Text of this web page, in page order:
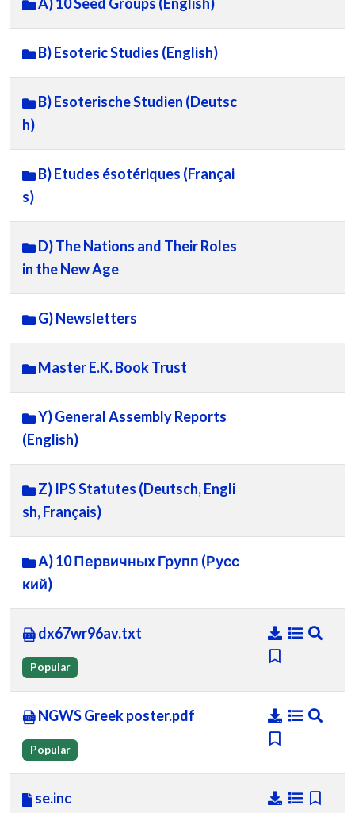
B) Esoteric Studies (English)
B) Esoterische Studien (Deutsc
h)
B) Etudes ésotériques (Françai
s)
D) The Nations and Their Roles
in the New Age
G) Newsletters
Master E.K. Book Trust
Y) General Assembly Reports
(English)
Z) IPS Statutes (Deutsch, Engli
sh, Français)
А) 10 Первичных Групп (Русс
кий)
dx67wr96av.txt
Popular
NGWS Greek poster.pdf
Popular
se.inc